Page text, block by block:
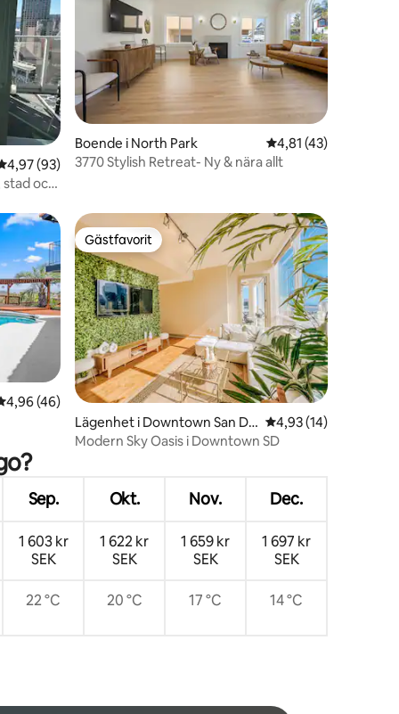
av 5 i genomsnittligt betyg, 93 omdömen
4,97 (93)
stad och
Boende i North Park 4,81 av 5 i
4,81 (43)
3770 Stylish Retreat- Ny & nära allt
av 5 i genomsnittligt betyg, 46 omdömen
4,96 (46)
Gästfavorit
Gästfavorit
Lägenhet i Downtown San Di
ego
4,93 av 5 i
4,93 (14)
Modern Sky Oasis i Downtown SD
Sep. Okt. Nov. Dec.
1 603 kr
SEK
1 622 kr
SEK
1 659 kr
SEK
1 697 kr
SEK
22 °C 20 °C 17 °C 14 °C